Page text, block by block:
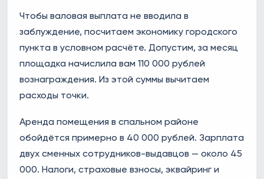
Чтобы валовая выплата не вводила в
заблуждение, посчитаем экономику городского
пункта в условном расчёте. Допустим, за месяц
площадка начислила вам 110 000 рублей
вознаграждения. Из этой суммы вычитаем
расходы точки.
Аренда помещения в спальном районе
обойдётся примерно в 40 000 рублей. Зарплата
двух сменных сотрудников-выдавцов — около 45
000. Налоги, страховые взносы, эквайринг и